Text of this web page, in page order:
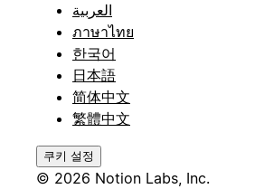
العربية
ภาษาไทย
한국어
日本語
简体中文
繁體中文
쿠키 설정
© 2026 Notion Labs, Inc.